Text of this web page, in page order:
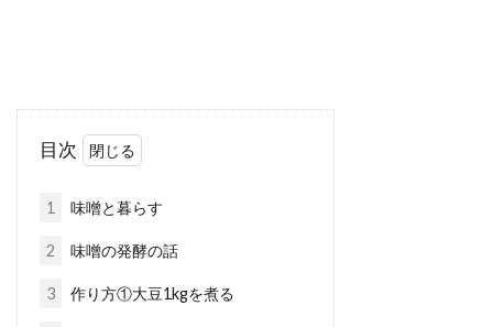
どちらがダイエット向き？
体に良いといわれる玄米と押し麦ですが、それ
ぞれに含まれている栄養はどう違うのでしょ
目次
1 味噌と暮らす
2 味噌の発酵の話
3 作り方①大豆1kgを煮る